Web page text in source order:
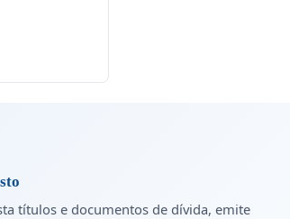
títulos e documentos de dívida, emite